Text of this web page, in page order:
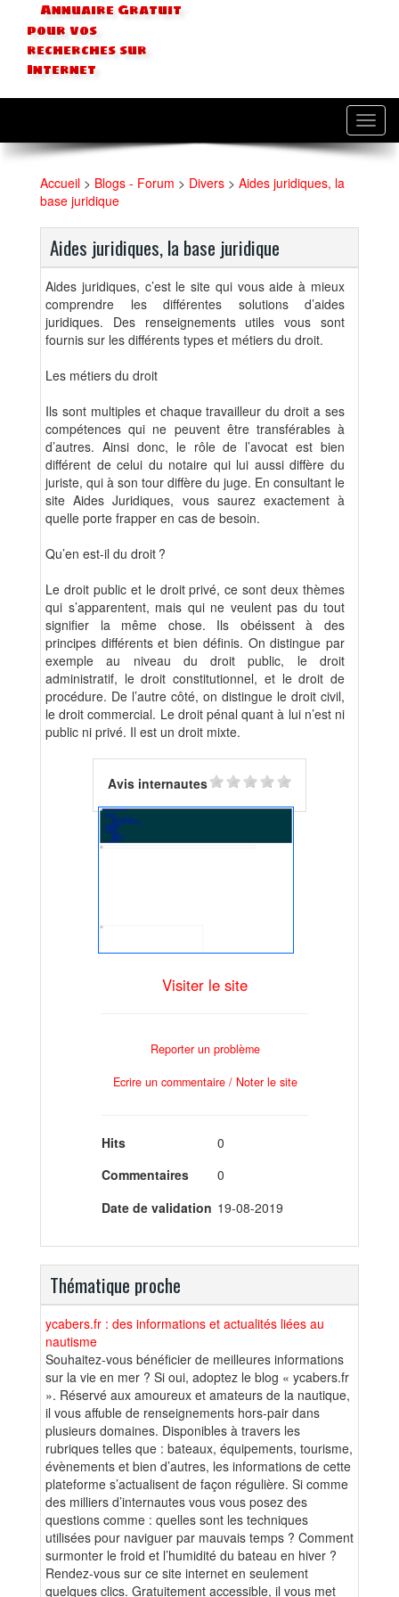
Annuaire Gratuit
pour vos
recherches sur
Internet
Accueil > Blogs - Forum > Divers > Aides juridiques, la
base juridique
Aides juridiques, la base juridique
Aides juridiques, c’est le site qui vous aide à mieux
comprendre les différentes solutions d’aides
juridiques. Des renseignements utiles vous sont
fournis sur les différents types et métiers du droit.
Les métiers du droit
Ils sont multiples et chaque travailleur du droit a ses
compétences qui ne peuvent être transférables à
d’autres. Ainsi donc, le rôle de l’avocat est bien
différent de celui du notaire qui lui aussi diffère du
juriste, qui à son tour diffère du juge. En consultant le
site Aides Juridiques, vous saurez exactement à
quelle porte frapper en cas de besoin.
Qu’en est-il du droit ?
Le droit public et le droit privé, ce sont deux thèmes
qui s’apparentent, mais qui ne veulent pas du tout
signifier la même chose. Ils obéissent à des
principes différents et bien définis. On distingue par
exemple au niveau du droit public, le droit
administratif, le droit constitutionnel, et le droit de
procédure. De l’autre côté, on distingue le droit civil,
le droit commercial. Le droit pénal quant à lui n’est ni
public ni privé. Il est un droit mixte.
Avis internautes
Visiter le site
Reporter un problème
Ecrire un commentaire / Noter le site
Hits
0
Commentaires
0
Date de validation 19-08-2019
Thématique proche
ycabers.fr : des informations et actualités liées au
nautisme
Souhaitez-vous bénéficier de meilleures informations
sur la vie en mer ? Si oui, adoptez le blog « ycabers.fr
». Réservé aux amoureux et amateurs de la nautique,
il vous affuble de renseignements hors-pair dans
plusieurs domaines. Disponibles à travers les
rubriques telles que : bateaux, équipements, tourisme,
évènements et bien d’autres, les informations de cette
plateforme s’actualisent de façon régulière. Si comme
des milliers d’internautes vous vous posez des
questions comme : quelles sont les techniques
utilisées pour naviguer par mauvais temps ? Comment
surmonter le froid et l’humidité du bateau en hiver ?
Rendez-vous sur ce site internet en seulement
quelques clics. Gratuitement accessible, il vous met